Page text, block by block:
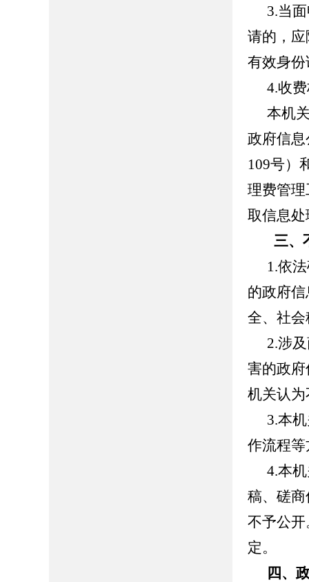
3.当
请的，
有效身
4.收
本机
政府信
109号）
理费管
取信息
三、
1.依
的政府
全、社
2.涉
害的政
机关认
3.本
作流程
4.本
稿、磋
不予公
定。
四、